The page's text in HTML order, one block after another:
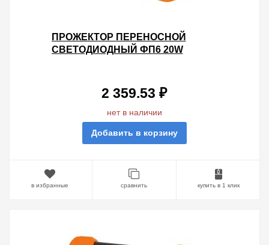
ПРОЖЕКТОР ПЕРЕНОСНОЙ
СВЕТОДИОДНЫЙ ФП6 20W
2 359.53 ₽
нет в наличии
Добавить в корзину
в избранные сравнить купить в 1 клик